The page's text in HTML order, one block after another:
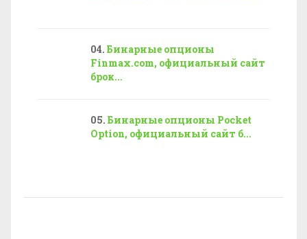
Бинарные опционы
Finmax.com, официальный сайт
брок...
Бинарные опционы Pocket
Option, официальный сайт б...